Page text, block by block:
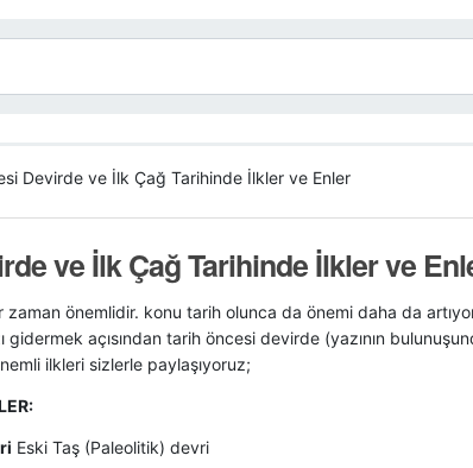
Devirde ve İlk Çağ Tarihinde İlkler ve Enler
ve İlk Çağ Tarihinde İlkler ve
zaman önemlidir. konu tarih olunca da önemi daha da
gidermek açısından tarih öncesi devirde (yazının
ilkleri sizlerle paylaşıyoruz;
Eski Taş (Paleolitik) devri